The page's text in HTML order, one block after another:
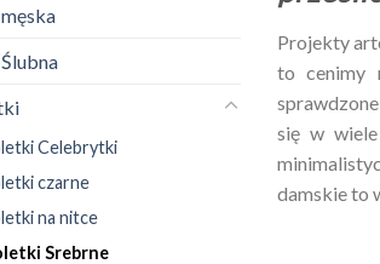
Celebrytki
czarne
na nitce
Srebrne
Projekty
to cenimy
się w
damskie to